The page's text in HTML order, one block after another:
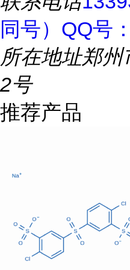
同号）QQ号
所在地址郑州
2号
推荐产品